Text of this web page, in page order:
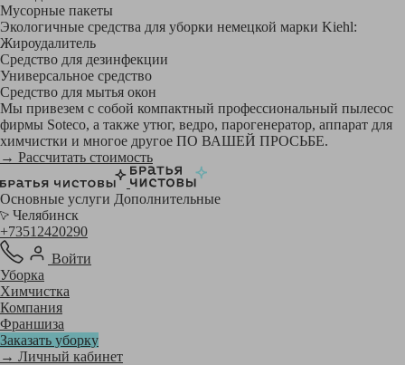
Мусорные пакеты
Экологичные средства для уборки немецкой марки Kiehl:
Жироудалитель
Средство для дезинфекции
Универсальное средство
Средство для мытья окон
Мы привезем с собой компактный профессиональный пылесос
фирмы Soteco, а также утюг, ведро, парогенератор, аппарат для
химчистки и многое другое ПО ВАШЕЙ ПРОСЬБЕ.
→ Рассчитать стоимость
Основные услуги Дополнительные
Челябинск
+73512420290
Войти
Уборка
Химчистка
Компания
Франшиза
Заказать уборку
→ Личный кабинет